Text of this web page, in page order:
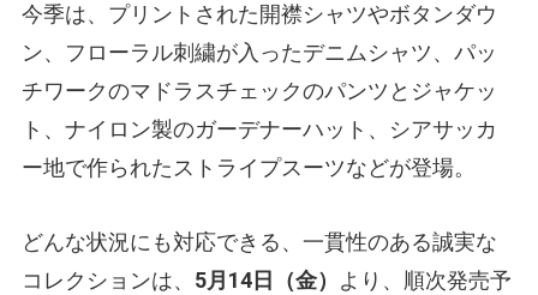
今季は、プリントされた開襟シャツやボタンダウ
ン、フローラル刺繍が入ったデニムシャツ、パッ
チワークのマドラスチェックのパンツとジャケッ
ト、ナイロン製のガーデナーハット、シアサッカ
ー地で作られたストライプスーツなどが登場。
どんな状況にも対応できる、一貫性のある誠実な
コレクションは、 5月14日（金） より、順次発売予